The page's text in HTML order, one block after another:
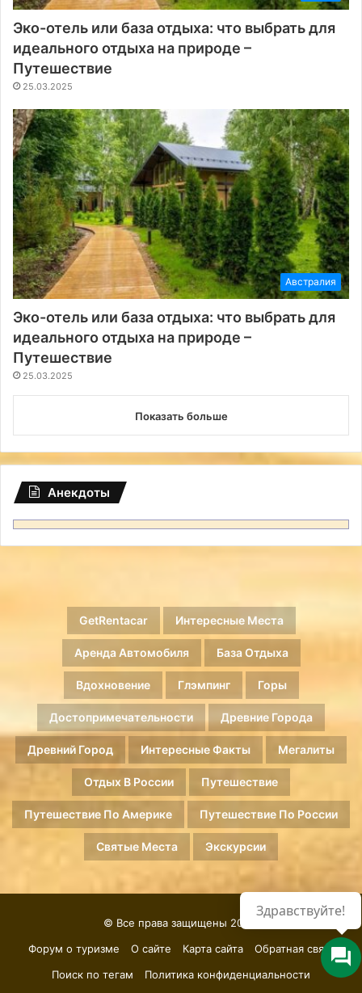
Эко-отель или база отдыха: что выбрать для
идеального отдыха на природе –
Путешествие
25.03.2025
Австралия
Эко-отель или база отдыха: что выбрать для
идеального отдыха на природе –
Путешествие
25.03.2025
Показать больше
Анекдоты
GetRentacar Интересные Места
Аренда Автомобиля База Отдыха
Вдохновение Глэмпинг Горы
Достопримечательности Древние Города
Древний Город Интересные Факты Мегалиты
Отдых В России Путешествие
Путешествие По Америке Путешествие По России
Святые Места Экскурсии
© Все права защищены 2026.
Форум о туризме
О сайте Карта сайта
Обратная связь
Поиск по тегам
Политика конфиденциальности
Здравствуйте!